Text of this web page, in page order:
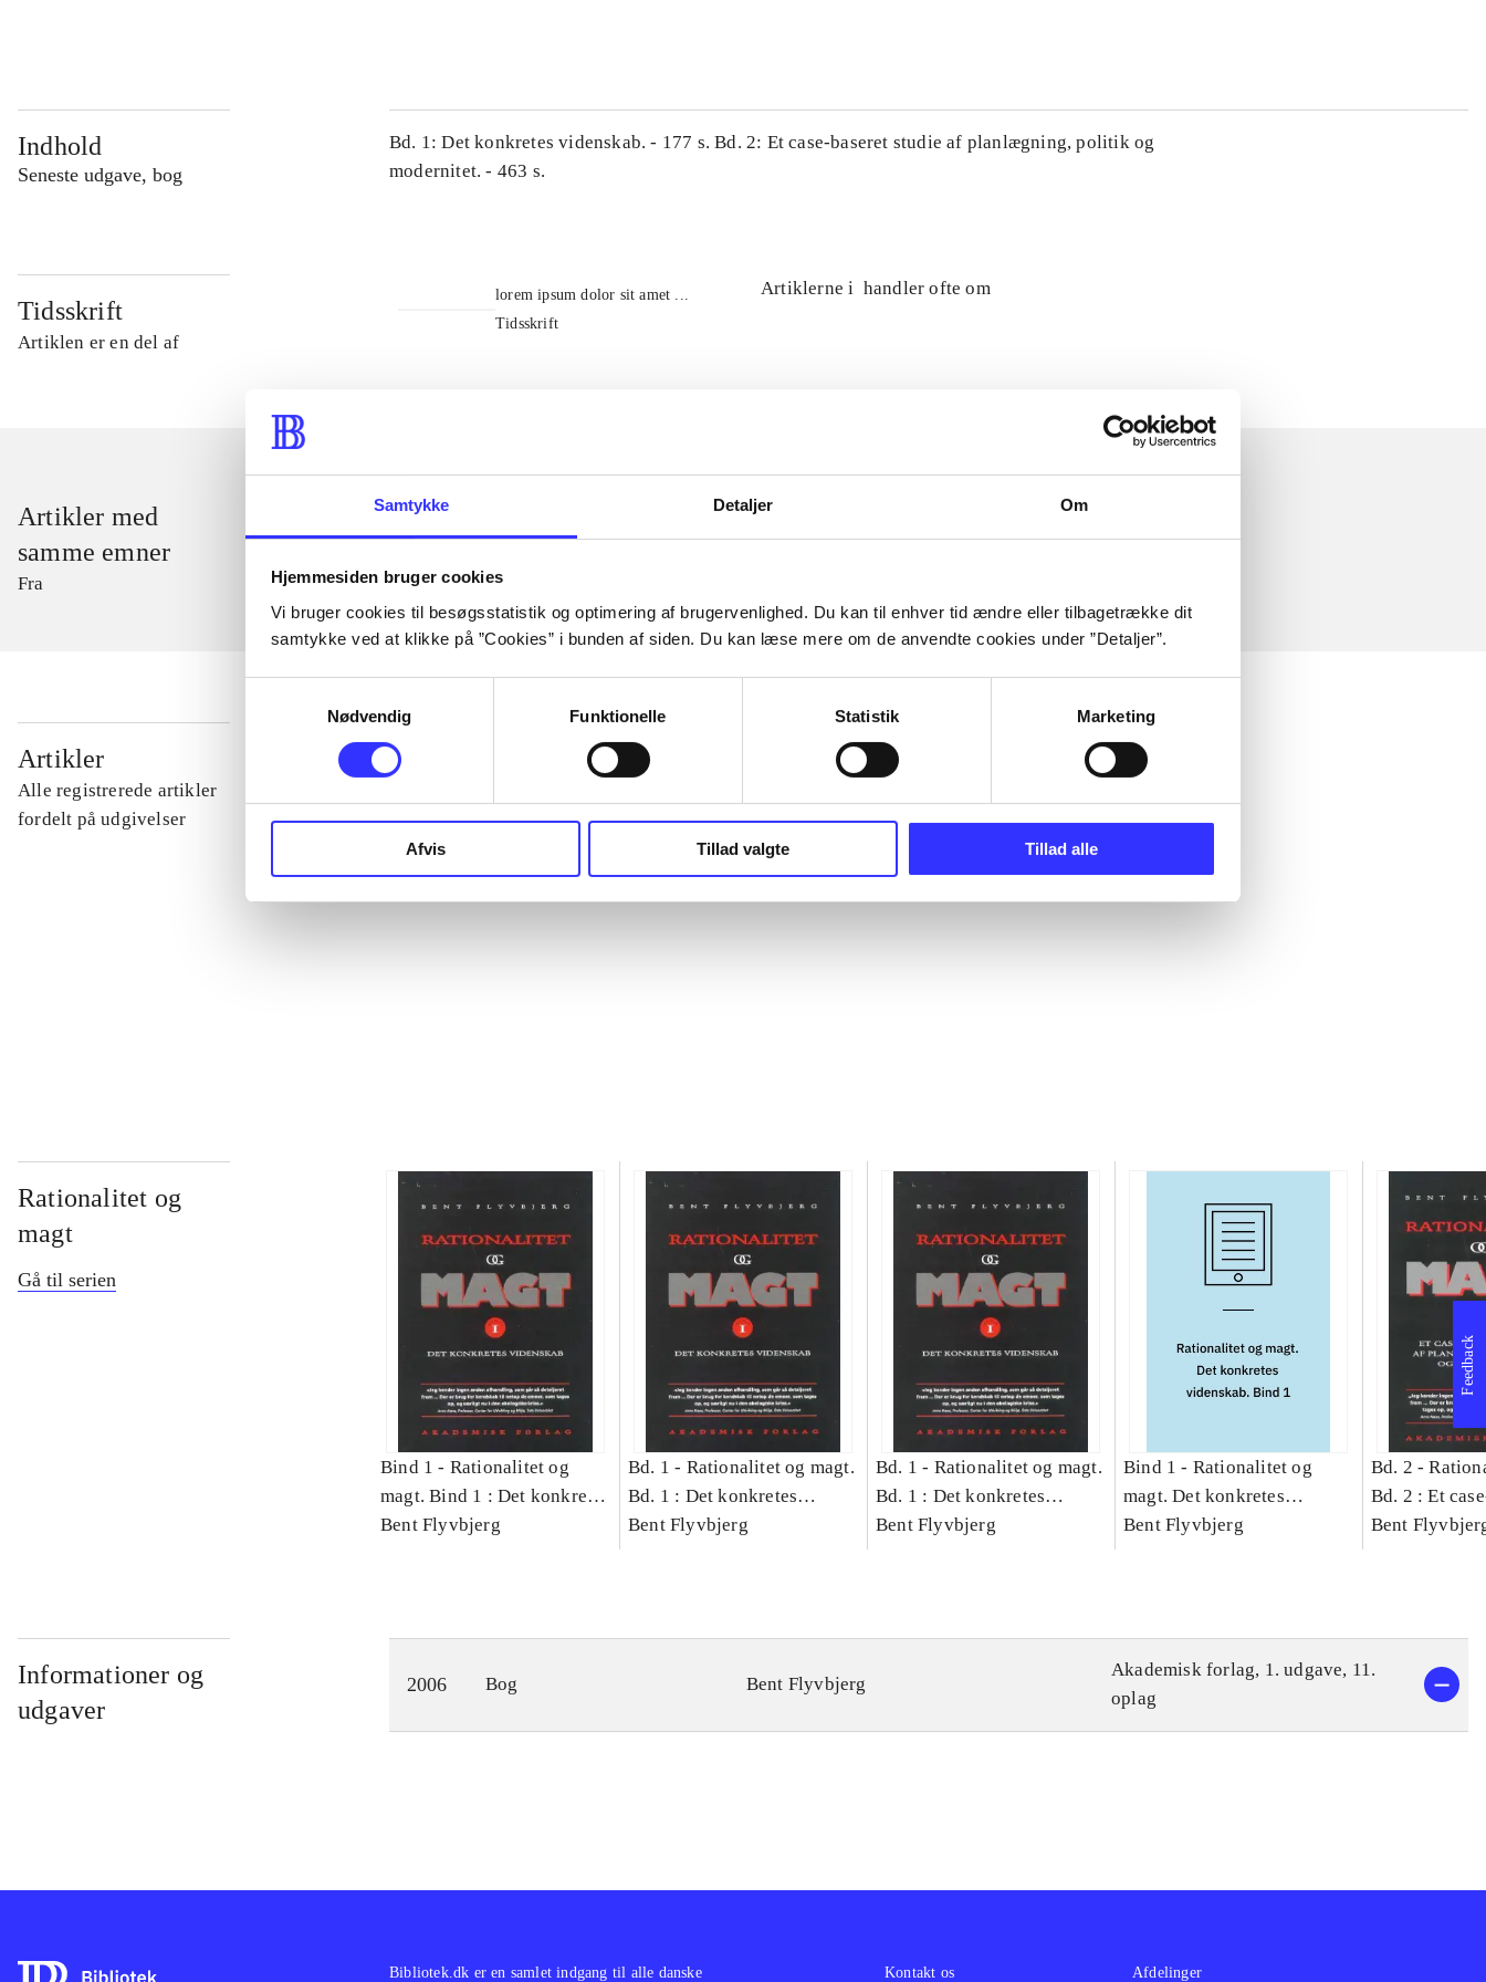
Samtykke Detaljer Om
Hjemmesiden bruger cookies
Vi bruger cookies til besøgsstatistik og optimering af brugervenlighed. Du kan til enhver tid ændre eller tilbagetrække dit
samtykke ved at klikke på ”Cookies” i bunden af siden. Du kan læse mere om de anvendte cookies under ”Detaljer”.
Nødvendig
Funktionelle Statistik Marketing
Afvis Tillad valgte Tillad alle
Indhold
Seneste udgave, bog
Bd. 1: Det konkretes videnskab. - 177 s. Bd. 2: Et case-baseret studie af planlægning, politik og
modernitet. - 463 s.
Tidsskrift
Artiklen er en del af
lorem ipsum dolor sit amet ...
Tidsskrift
Artiklerne i handler ofte om
Artikler med
samme emner
Fra
Artikler
Alle registrerede artikler
fordelt på udgivelser
...
Rationalitet og
magt
Gå til serien
Bind 1 - Rationalitet og
magt. Bind 1 : Det konkretes
videnskab
Bent Flyvbjerg
Bd. 1 - Rationalitet og magt.
Bd. 1 : Det konkretes
videnskab
Bent Flyvbjerg
Bd. 1 - Rationalitet og magt.
Bd. 1 : Det konkretes
videnskab
Bent Flyvbjerg
Bind 1 - Rationalitet og
magt. Det konkretes
videnskab. Bind 1
Bent Flyvbjerg
Bd. 2 -
Bd. 2 : Et
studie af
Bent
Informationer og
udgaver
2006 Bog Bent Flyvbjerg
Akademisk forlag, 1. udgave, 11.
oplag
Feedback
Bibliotek.dk er en samlet indgang til alle danske Kontakt os Afdelinger